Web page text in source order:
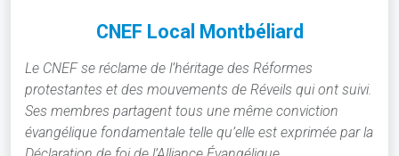
CNEF Local Montbéliard
Le CNEF se réclame de l’héritage des Réformes
protestantes et des mouvements de Réveils qui ont suivi.
Ses membres partagent tous une même conviction
évangélique fondamentale telle qu’elle est exprimée par la